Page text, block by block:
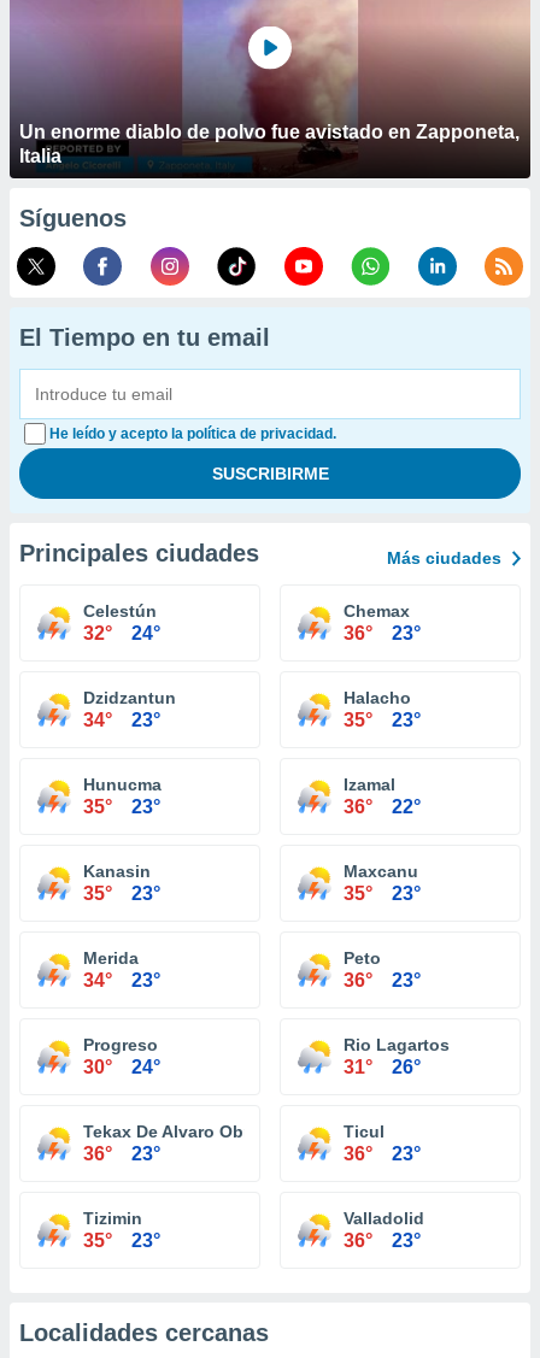
Un enorme diablo de polvo fue avistado en Zapponeta,
Italia
Síguenos
El Tiempo en tu email
He leído y acepto la política de privacidad.
Principales ciudades Más ciudades
Celestún
32° 24°
Chemax
36° 23°
Dzidzantun
34° 23°
Halacho
35° 23°
Hunucma
35° 23°
Izamal
36° 22°
Kanasin
35° 23°
Maxcanu
35° 23°
Merida
34° 23°
Peto
36° 23°
Progreso
30° 24°
Rio Lagartos
31° 26°
Tekax De Alvaro Obregon
36° 23°
Ticul
36° 23°
Tizimin
35° 23°
Valladolid
36° 23°
Localidades cercanas